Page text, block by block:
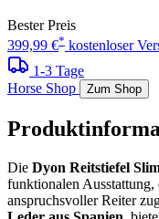
Bester Preis
399,99 €* kostenloser
1-3 Tage
Horse Shop
Zum Shop
Die Dyon Reitstiefel
funktionalen
anspruchsvoller Reiter